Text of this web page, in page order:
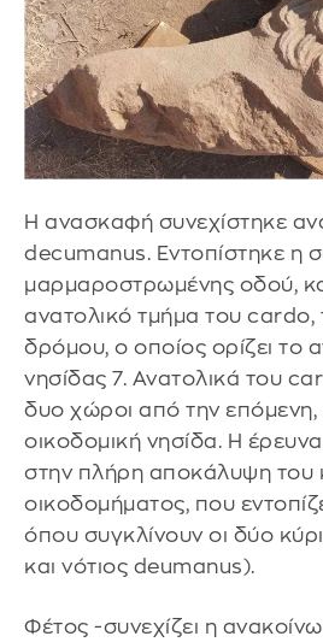
Η ανασκαφή συνεχίστηκε
decumanus. Εντοπίστηκε η
μαρμαροστρωμένης οδού,
ανατολικό τμήμα του cardo,
δρόμου, ο οποίος ορίζει το
νησίδας 7. Ανατολικά του
δυο χώροι από την επόμενη,
οικοδομική νησίδα. Η
στην πλήρη αποκάλυψη του
οικοδομήματος, που
όπου συγκλίνουν οι δύο
και νότιος deumanus).
Φέτος -συνεχίζει η